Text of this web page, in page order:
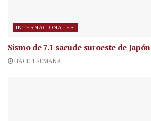
INTERNACIONALES
Sismo de 7.1 sacude suroeste de Japón
HACE 1 SEMANA